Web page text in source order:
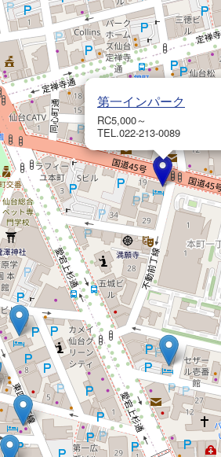
第一インパーク
RC5,000～
TEL.022-213-0089